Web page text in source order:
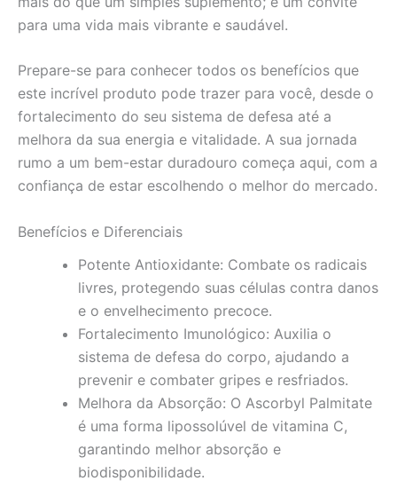
para uma vida mais vibrante e saudável.
Prepare-se para conhecer todos os benefícios que
este incrível produto pode trazer para você, desde o
fortalecimento do seu sistema de defesa até a
melhora da sua energia e vitalidade. A sua jornada
rumo a um bem-estar duradouro começa aqui, com a
confiança de estar escolhendo o melhor do mercado.
Benefícios e Diferenciais
Potente Antioxidante: Combate os radicais
livres, protegendo suas células contra danos
e o envelhecimento precoce.
Fortalecimento Imunológico: Auxilia o
sistema de defesa do corpo, ajudando a
prevenir e combater gripes e resfriados.
Melhora da Absorção: O Ascorbyl Palmitate
é uma forma lipossolúvel de vitamina C,
garantindo melhor absorção e
biodisponibilidade.